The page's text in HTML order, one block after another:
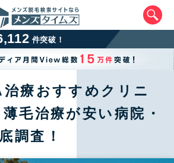
件突破！
療おすすめクリニ
毛治療が安い病院・
調査！